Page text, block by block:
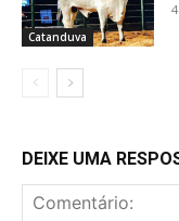
Catanduva
DEIXE UMA